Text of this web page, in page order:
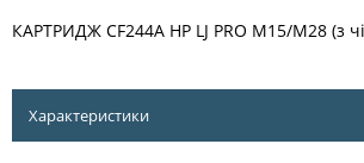
КАРТРИДЖ CF244A HP LJ PRO M15/M28 (з
Характеристики